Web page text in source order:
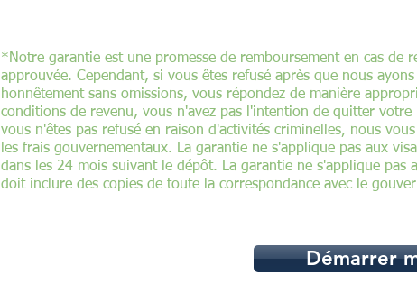
*Notre garantie est une promesse de remboursement en cas
approuvée. Cependant, si vous êtes refusé après que nous
honnêtement sans omissions, vous répondez de manière
conditions de revenu, vous n'avez pas l'intention de quitter
vous n'êtes pas refusé en raison d'activités criminelles, nous
les frais gouvernementaux. La garantie ne s'applique pas aux
dans les 24 mois suivant le dépôt. La garantie ne s'applique
doit inclure des copies de toute la correspondance avec le
Démarrer